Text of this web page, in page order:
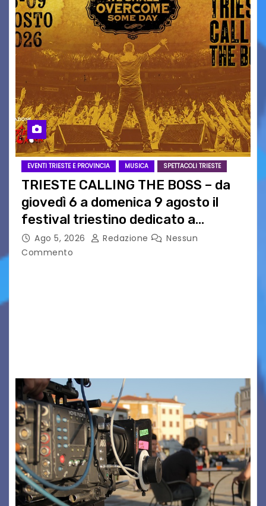
EVENTI TRIESTE E PROVINCIA MUSICA SPETTACOLI TRIESTE
TRIESTE CALLING THE BOSS – da
giovedì 6 a domenica 9 agosto il
festival triestino dedicato a
Springsteen
Ago 5, 2026 Redazione
Nessun
Commento